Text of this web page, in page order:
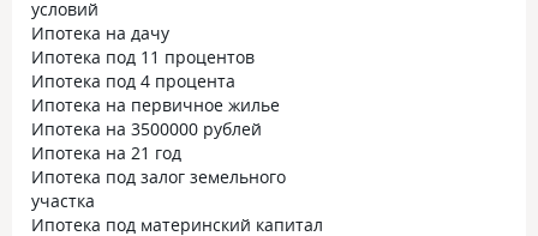
условий
Ипотека на дачу
Ипотека под 11 процентов
Ипотека под 4 процента
Ипотека на первичное жилье
Ипотека на 3500000 рублей
Ипотека на 21 год
Ипотека под залог земельного
участка
Ипотека под материнский капитал